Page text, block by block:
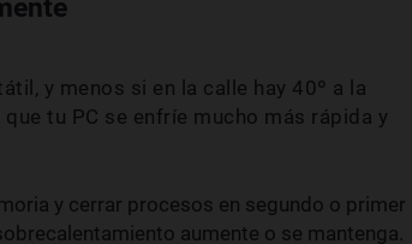
y menos si en la calle hay 40º a la
que tu PC se enfríe mucho más rápida y
y cerrar procesos en segundo o primer
aumente o se mantenga.